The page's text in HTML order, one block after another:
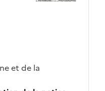
et de la